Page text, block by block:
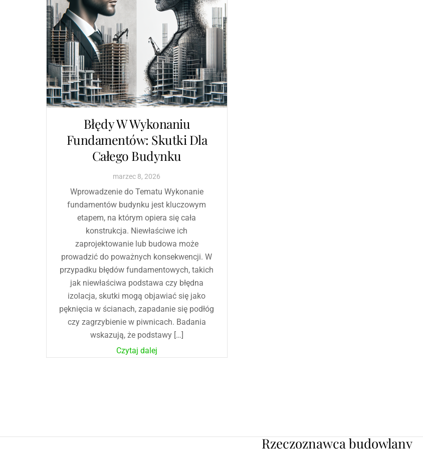
Błędy W Wykonaniu
Fundamentów: Skutki Dla
Całego Budynku
marzec 8,2026
Wprowadzenie do Tematu Wykonanie
fundamentów budynku jest kluczowym
etapem, na którym opiera się cała
konstrukcja. Niewłaściwe ich
zaprojektowanie lub budowa może
prowadzić do poważnych konsekwencji. W
przypadku błędów fundamentowych, takich
jak niewłaściwa podstawa czy błędna
izolacja, skutki mogą objawiać się jako
pęknięcia w ścianach, zapadanie się podłóg
czy zagrzybienie w piwnicach. Badania
wskazują, że podstawy […]
Czytaj dalej
Rzeczoznawca budowlany